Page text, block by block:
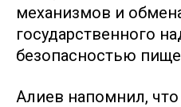
механизмов и
государственного
безопасностью
Алиев напомнил,